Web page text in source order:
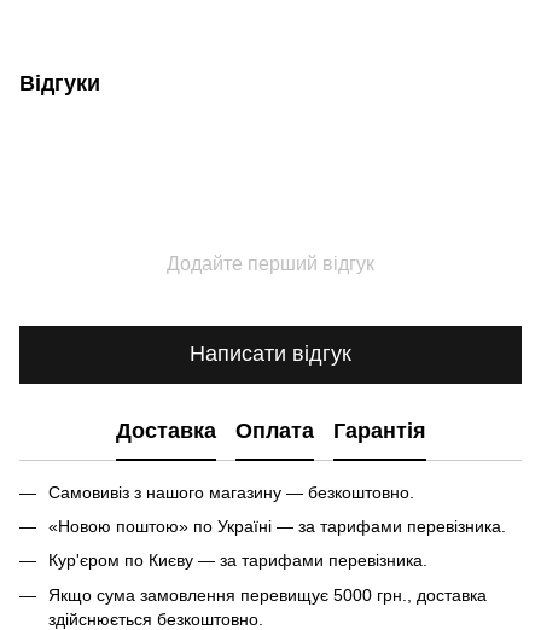
Відгуки
Додайте перший відгук
Написати відгук
Доставка Оплата Гарантія
Самовивіз з нашого магазину — безкоштовно.
«Новою поштою» по Україні — за тарифами перевізника.
Кур'єром по Києву — за тарифами перевізника.
Якщо сума замовлення перевищує 5000 грн., доставка
здійснюється безкоштовно.